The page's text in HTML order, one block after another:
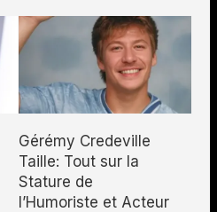
Gérémy Credeville
Taille: Tout sur la
Stature de
l’Humoriste et Acteur